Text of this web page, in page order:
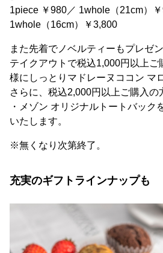
1piece ￥980／ 1whole（21cm）
1whole（16cm）￥3,800
また先着でノベルティーもプレゼン
テイクアウトで税込1,000円以上ご
様にしっとりマドレーヌココン マ
さらに、税込2,000円以上ご購入の
・メゾン オリジナルトートバック
いたします。
※無くなり次第終了。
充実のギフトラインナップも